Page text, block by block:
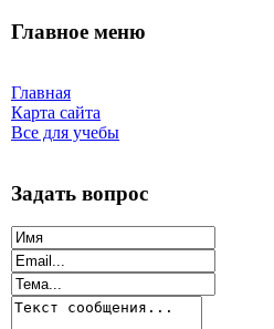
Главное меню
Главная
Карта сайта
Все для учебы
Задать вопрос